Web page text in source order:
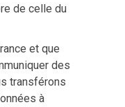
de celle du
et que
des
transférons
à